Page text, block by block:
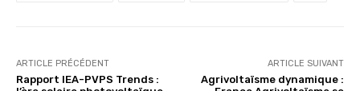
ARTICLE PRÉCÉDENT
Rapport IEA-PVPS Trends :
ARTICLE SUIVANT
Agrivoltaïsme dynamique :